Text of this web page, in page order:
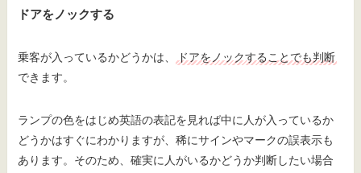
ドアをノックする
乗客が入っているかどうかは、
ドアをノックすることでも判断
できます。
ランプの色をはじめ英語の表記を見れば中に人が入っているか
どうかはすぐにわかりますが、稀にサインやマークの誤表示も
あります。そのため、確実に人がいるかどうか判断したい場合